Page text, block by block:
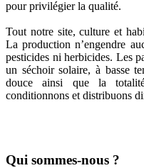
pour privilégier la qualité.
Tout notre site, culture et
La production n’engendre
pesticides ni herbicides. Les
un séchoir solaire, à basse
douce ainsi que la
conditionnons et distribuons
Qui sommes-nous ?